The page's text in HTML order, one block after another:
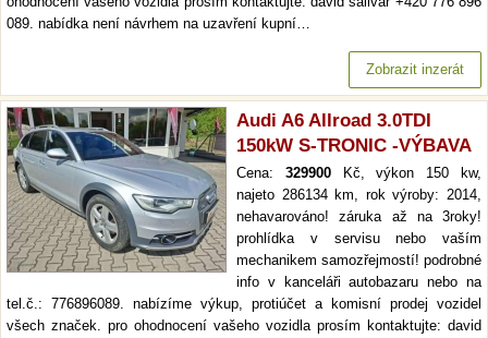
089. nabídka není návrhem na uzavření kupní…
Zobrazit inzerát
Audi A6 Allroad 3.0TDI
150kW S-TRONIC -VÝBAVA
Cena: 329900Kč, výkon 150 kw,
najeto 286134 km, rok výroby: 2014,
nehavarováno! záruka až na 3roky!
prohlídka v servisu nebo vaším
mechanikem samozřejmostí! podrobné
info v kanceláři autobazaru nebo na
tel.č.: 776896089. nabízíme výkup, protiúčet a komisní prodej vozidel
všech značek. pro ohodnocení vašeho vozidla prosím kontaktujte: david